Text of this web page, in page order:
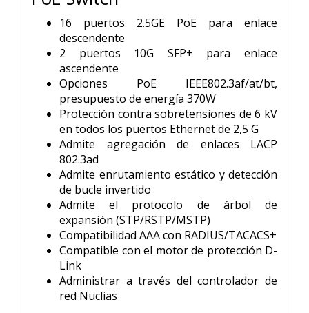
16 puertos 2.5GE PoE para enlace
descendente
2 puertos 10G SFP+ para enlace
ascendente
Opciones PoE IEEE802.3af/at/bt,
presupuesto de energía 370W
Protección contra sobretensiones de 6 kV
en todos los puertos Ethernet de 2,5 G
Admite agregación de enlaces LACP
802.3ad
Admite enrutamiento estático y detección
de bucle invertido
Admite el protocolo de árbol de
expansión (STP/RSTP/MSTP)
Compatibilidad AAA con RADIUS/TACACS+
Compatible con el motor de protección D-
Link
Administrar a través del controlador de
red Nuclias